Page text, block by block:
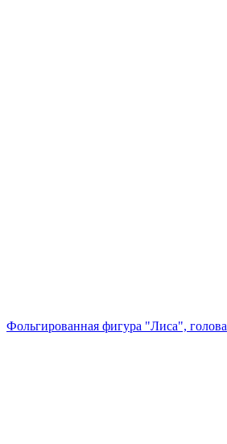
Фольгированная фигура "Лиса", голова